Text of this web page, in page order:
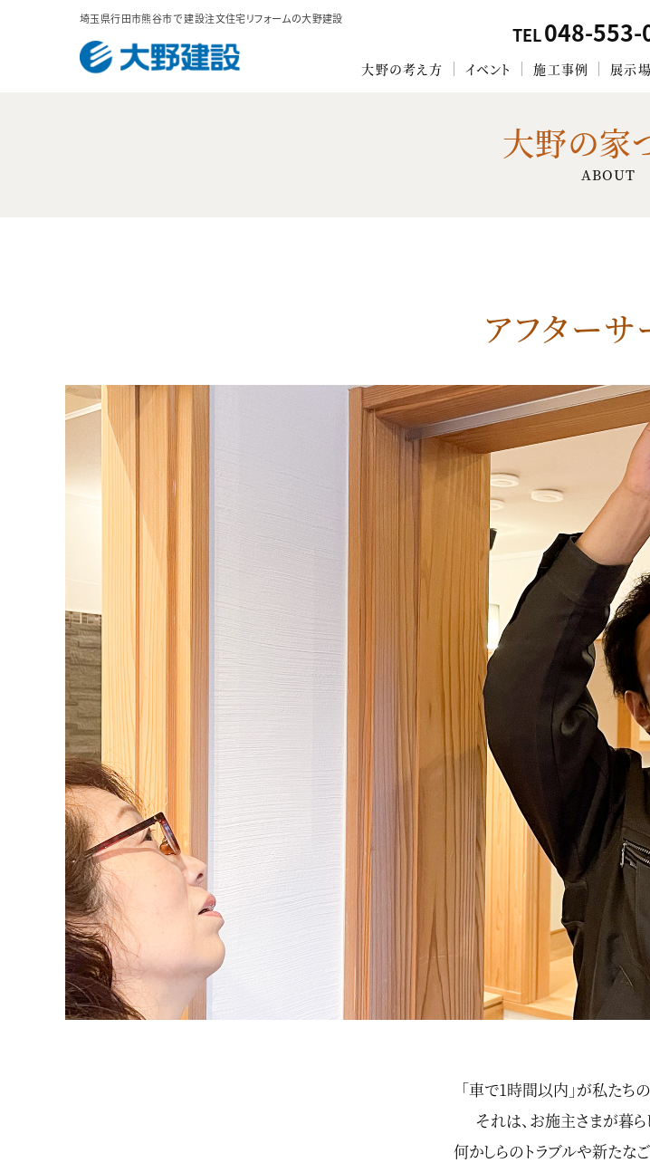
埼玉県行田市熊谷市で建設注文住宅リフォームの大野建設
TEL048-553-
大野の考え方 イベント 施工事例 展示場
大野の家
ABOUT
アフターサ
「車で1時間以内」が私たち
それは、お施主さまが暮ら
何かしらのトラブルや新たな